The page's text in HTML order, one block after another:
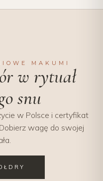
MAKUMI
w rytuał
snu
w Polsce i certyfikat
wagę do swojej